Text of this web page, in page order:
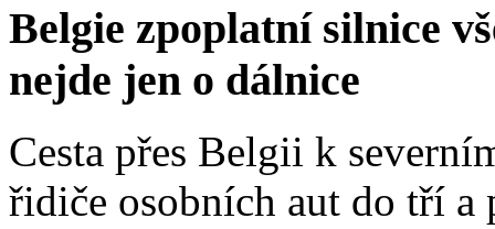
Belgie zpoplatní silnice
nejde jen o dálnice
Cesta přes Belgii k
řidiče osobních aut do tří